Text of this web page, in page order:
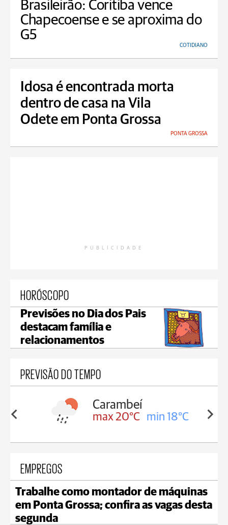
Brasileirão: Coritiba vence
Chapecoense e se aproxima do
G5
COTIDIANO
Idosa é encontrada morta
dentro de casa na Vila
Odete em Ponta Grossa
PONTA GROSSA
PUBLICIDADE
HORÓSCOPO
Previsões no Dia dos Pais
destacam família e
relacionamentos
PREVISÃO DO TEMPO
Carambeí
max 20°C min 18°C
EMPREGOS
Trabalhe como montador de máquinas
em Ponta Grossa; confira as vagas desta
segunda